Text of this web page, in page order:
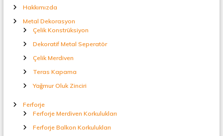
Hakkımızda
Metal Dekorasyon
Çelik Konstrüksiyon
Dekoratif Metal Seperatör
Çelik Merdiven
Teras Kapama
Yağmur Oluk Zinciri
Ferforje
Ferforje Merdiven Korkulukları
Ferforje Balkon Korkulukları